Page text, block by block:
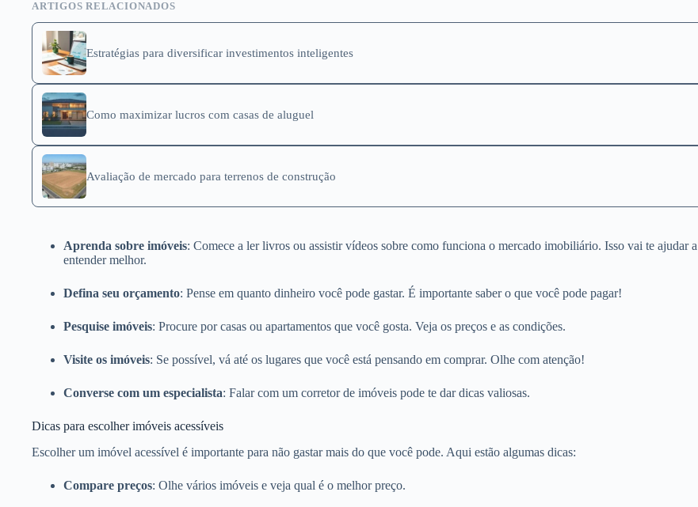
ARTIGOS RELACIONADOS
Estratégias para diversificar investimentos inteligentes
Como maximizar lucros com casas de aluguel
Avaliação de mercado para terrenos de construção
Aprenda sobre imóveis: Comece a ler livros ou assistir vídeos sobre como funciona o mercado imobiliário. Isso vai te ajudar a
entender melhor.
Defina seu orçamento: Pense em quanto dinheiro você pode gastar. É importante saber o que você pode pagar!
Pesquise imóveis: Procure por casas ou apartamentos que você gosta. Veja os preços e as condições.
Visite os imóveis: Se possível, vá até os lugares que você está pensando em comprar. Olhe com atenção!
Converse com um especialista: Falar com um corretor de imóveis pode te dar dicas valiosas.
Dicas para escolher imóveis acessíveis
Escolher um imóvel acessível é importante para não gastar mais do que você pode. Aqui estão algumas dicas:
Compare preços: Olhe vários imóveis e veja qual é o melhor preço.